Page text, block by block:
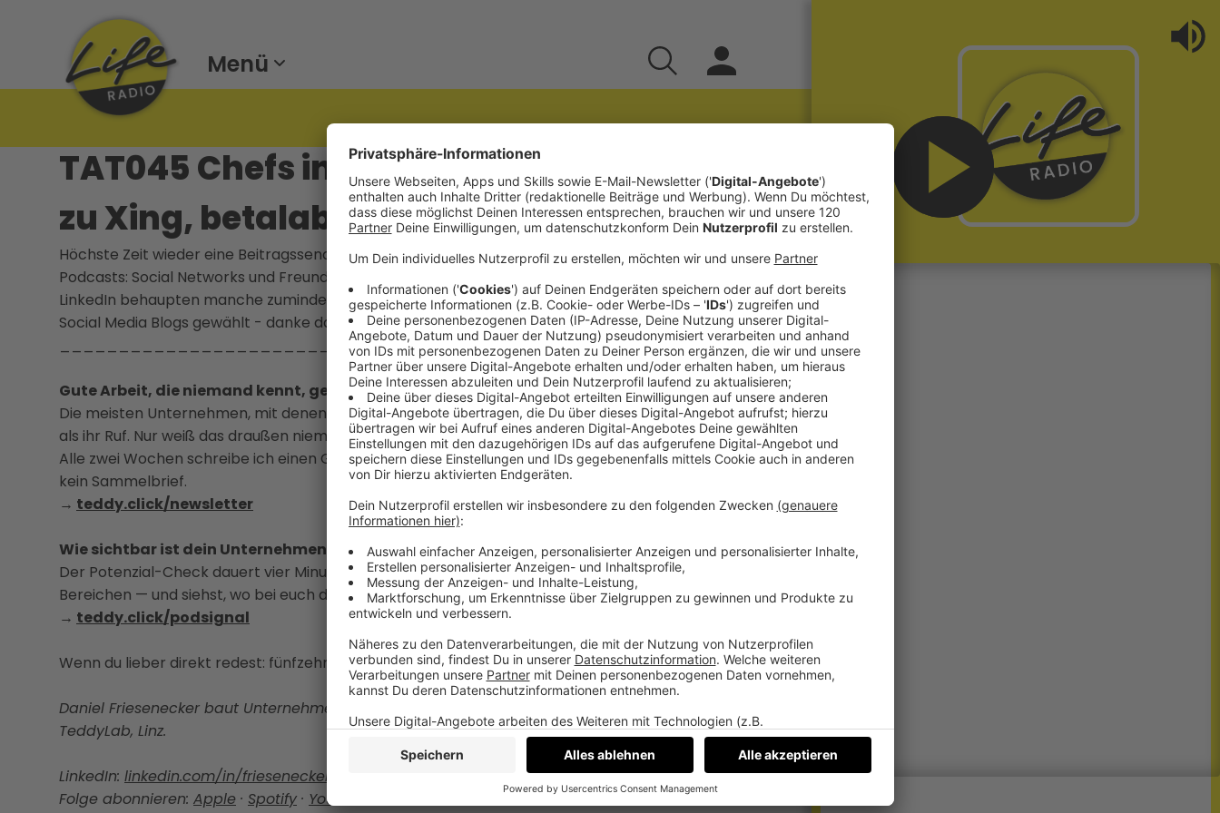
Menü
TAT045 Chefs in Social Networks, Zahlen
zu Xing, betalab.at [Podcast]
Höchste Zeit wieder eine Beitragssendung ins Netz zu stellen. In dieser Ausgabe des Social Media
Podcasts: Social Networks und Freundschafsanfragen an oder vom Chef, Xing ist besser als
LinkedIn behaupten manche zumindest und betalab.at hat TheAngryTeddy.com in deren Top 5
Social Media Blogs gewählt - danke dafür!
_________________________________________________
Gute Arbeit, die niemand kennt, gewinnt keinen Markt.
Die meisten Unternehmen, mit denen ich arbeite, haben kein Qualitätsproblem. Sie sind besser
als ihr Ruf. Nur weiß das draußen niemand.
Alle zwei Wochen schreibe ich einen Gedanken darüber, wie sich das ändern lässt. Ein Thema,
kein Sammelbrief.
→ teddy.click/newsletter
Wie sichtbar ist dein Unternehmen wirklich?
Der Potenzial-Check dauert vier Minuten. Danach hast du einen Report mit einer Zahl und fünf
Bereichen — und siehst, wo bei euch draußen nichts ankommt. Kein Verkaufsgespräch.
→ teddy.click/podsignal
Wenn du lieber direkt redest: fünfzehn Minuten, kein Pitch.teddy.click/termin
Daniel Friesenecker baut Unternehmern ihr eigenes Medium. Podcast, Video, Strategie. Studio:
TeddyLab, Linz.
LinkedIn: linkedin.com/in/friesenecker
Folge abonnieren: Apple · Spotify · YouTube alle Plattformen und RSS